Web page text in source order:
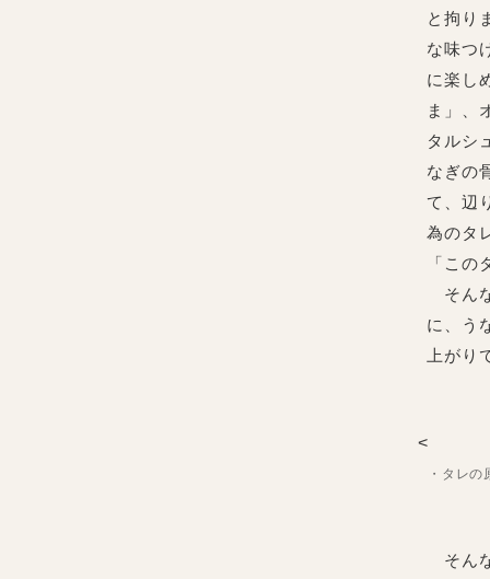
と拘り
な味つ
に楽し
ま」、
タルシ
なぎの
て、辺
為のタ
「こ
そん
に、う
上がり
・タレ
そん